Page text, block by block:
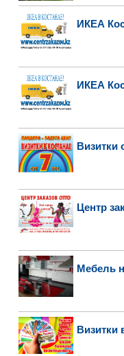
ИКЕА
ИКЕА
Визитки
Центр
Мебель
Визитки